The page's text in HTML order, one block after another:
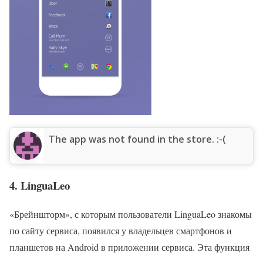
The app was not found in the store. :-(
4. LinguaLeo
«Брейншторм», с которым пользователи LinguaLeo знакомы
по сайту сервиса, появился у владельцев смартфонов и
планшетов на Android в приложении сервиса. Эта функция